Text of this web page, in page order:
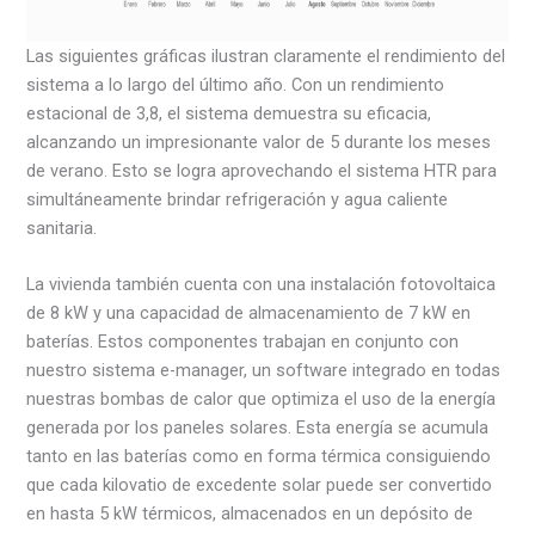
Las siguientes gráficas ilustran claramente el rendimiento del
sistema a lo largo del último año. Con un rendimiento
estacional de 3,8, el sistema demuestra su eficacia,
alcanzando un impresionante valor de 5 durante los meses
de verano. Esto se logra aprovechando el sistema HTR para
simultáneamente brindar refrigeración y agua caliente
sanitaria.
La vivienda también cuenta con una instalación fotovoltaica
de 8 kW y una capacidad de almacenamiento de 7 kW en
baterías. Estos componentes trabajan en conjunto con
nuestro sistema e-manager, un software integrado en todas
nuestras bombas de calor que optimiza el uso de la energía
generada por los paneles solares. Esta energía se acumula
tanto en las baterías como en forma térmica consiguiendo
que cada kilovatio de excedente solar puede ser convertido
en hasta 5 kW térmicos, almacenados en un depósito de